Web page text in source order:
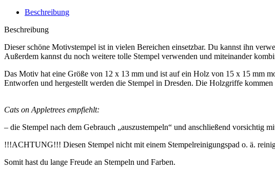
Beschreibung
Beschreibung
Dieser schöne Motivstempel ist in vielen Bereichen einsetzbar. Du kannst ihn
Außerdem kannst du noch weitere tolle Stempel verwenden und miteinander
Das Motiv hat eine Größe von 12 x 13 mm und ist auf ein Holz von 15 x 15 mm
Entworfen und hergestellt werden die Stempel in Dresden. Die Holzgriffe kommen
Cats on Appletrees empfiehlt:
– die Stempel nach dem Gebrauch „auszustempeln“ und anschließend vorsichtig
!!!ACHTUNG!!! Diesen Stempel nicht mit einem Stempelreinigungspad o. ä.
Somit hast du lange Freude an Stempeln und Farben.